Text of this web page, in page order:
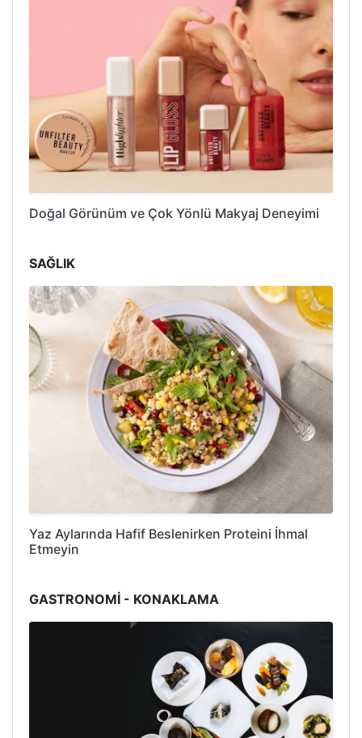
Doğal Görünüm ve Çok Yönlü Makyaj Deneyimi
SAĞLIK
Yaz Aylarında Hafif Beslenirken Proteini İhmal
Etmeyin
GASTRONOMİ - KONAKLAMA